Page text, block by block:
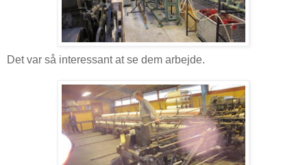
Det var så interessant at se dem arbejde.